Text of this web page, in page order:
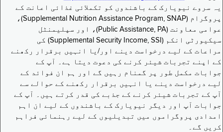
یہ سروے نیویارک کے باشندوں کو تکملائی غذائی اعانت کے
پروگرام (Supplemental Nutrition Assistance Program, SNAP)،
عوامی معاونت (Public Assistance, PA)، اور سپلیمنٹل
سیکیورٹی انکم (Supplemental Security Income, SSI) کی
مراعات کے لیے درخواست دینے اور/یا انہیں برقرار رکھنے
کے اپنے تجربات شیئر کرنے کی دعوت دیتا ہے۔ آپ کے
جوابات مکمل طور پر گمنام رہیں گے اور ہم ان فوائد کے
لیے درخواست دینے یا انہیں برقرار رکھنے کے حوالے سے
آپ کے تجربات شیئر کرنے کے جذبے کی قدر کرتے ہیں۔ آپ کے
جوابات آپ اور دیگر نیویارک کے باشندوں کے لیے ان اہم
امدادی پروگراموں میں تبدیلیوں کے لیے رہنمائی فراہم
کریں گے۔